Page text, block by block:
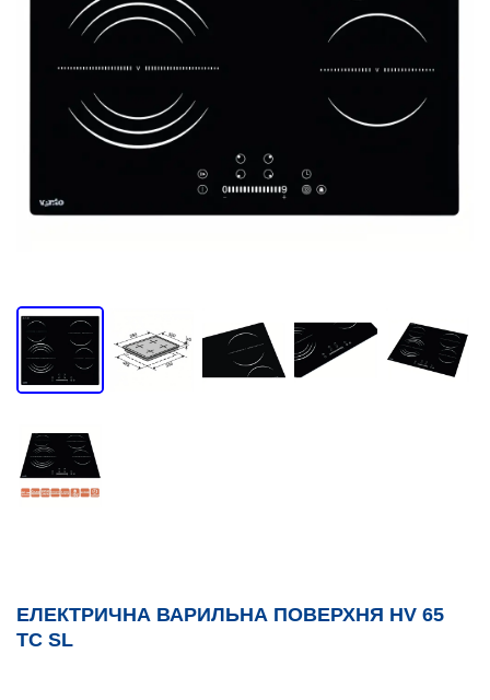
ЕЛЕКТРИЧНА ВАРИЛЬНА ПОВЕРХНЯ HV 65
TC SL